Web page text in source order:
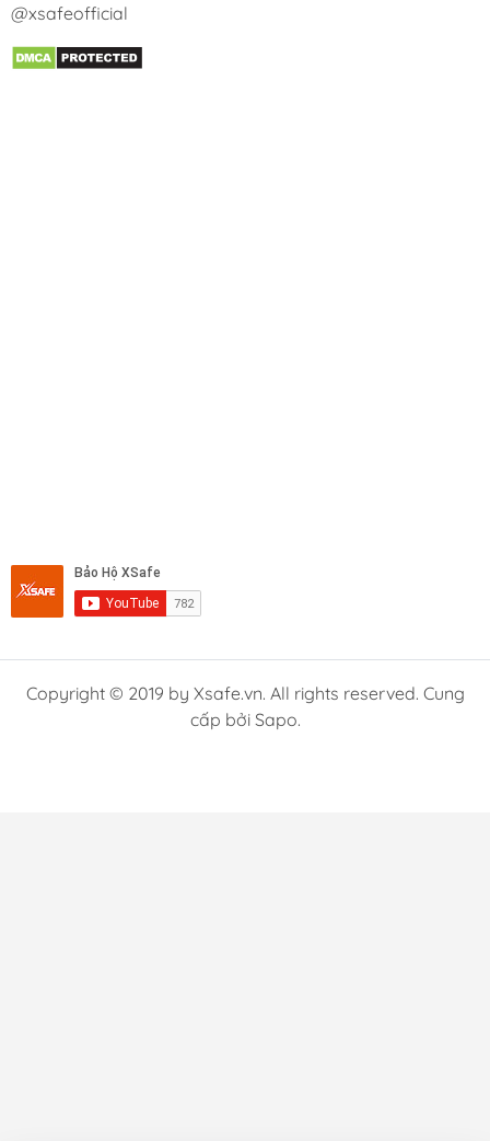
@xsafeofficial
Copyright © 2019 by Xsafe.vn. All rights reserved. Cung
cấp bởi Sapo.